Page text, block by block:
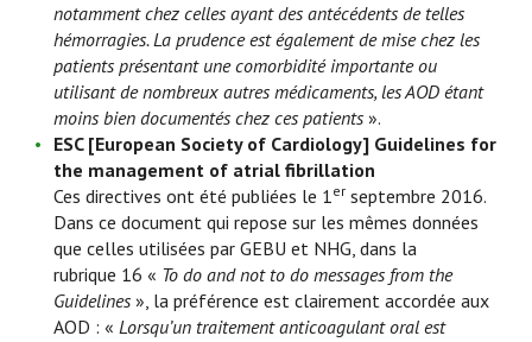
notamment chez celles ayant des antécédents de telles
hémorragies. La prudence est également de mise chez les
patients présentant une comorbidité importante ou
utilisant de nombreux autres médicaments, les AOD étant
moins bien documentés chez ces patients ».
ESC [European Society of Cardiology] Guidelines for
the management of atrial fibrillation
Ces directives ont été publiées le 1er septembre 2016.
Dans ce document qui repose sur les mêmes données
que celles utilisées par GEBU et NHG, dans la
rubrique 16 « To do and not to do messages from the
Guidelines », la préférence est clairement accordée aux
AOD : « Lorsqu’un traitement anticoagulant oral est